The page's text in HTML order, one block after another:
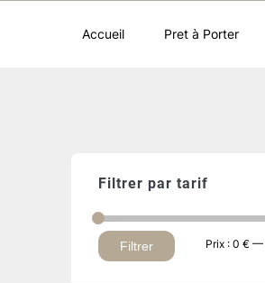
Accueil Pret à Porter
Filtrer par tarif
Filtrer Prix : 0 € —